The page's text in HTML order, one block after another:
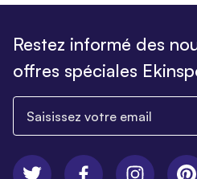
Restez informé des
offres spéciales